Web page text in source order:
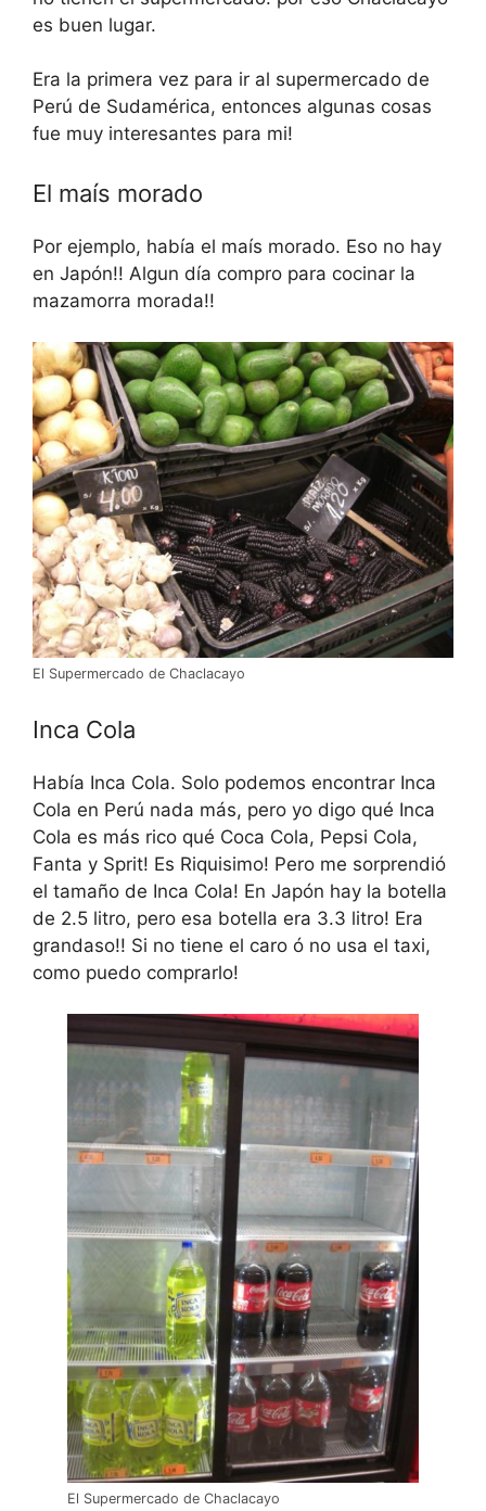
es buen lugar.
Era la primera vez para ir al supermercado de
Perú de Sudamérica, entonces algunas cosas
fue muy interesantes para mi!
El maís morado
Por ejemplo, había el maís morado. Eso no hay
en Japón!! Algun día compro para cocinar la
mazamorra morada!!
El Supermercado de Chaclacayo
Inca Cola
Había Inca Cola. Solo podemos encontrar Inca
Cola en Perú nada más, pero yo digo qué Inca
Cola es más rico qué Coca Cola, Pepsi Cola,
Fanta y Sprit! Es Riquisimo! Pero me sorprendió
el tamaño de Inca Cola! En Japón hay la botella
de 2.5 litro, pero esa botella era 3.3 litro! Era
grandaso!! Si no tiene el caro ó no usa el taxi,
como puedo comprarlo!
El Supermercado de Chaclacayo